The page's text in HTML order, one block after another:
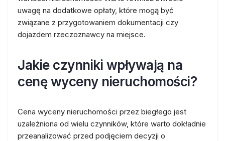
uwagę na dodatkowe opłaty, które mogą być
związane z przygotowaniem dokumentacji czy
dojazdem rzeczoznawcy na miejsce.
Jakie czynniki wpływają na
cenę wyceny nieruchomości?
Cena wyceny nieruchomości przez biegłego jest
uzależniona od wielu czynników, które warto dokładnie
przeanalizować przed podjęciem decyzji o